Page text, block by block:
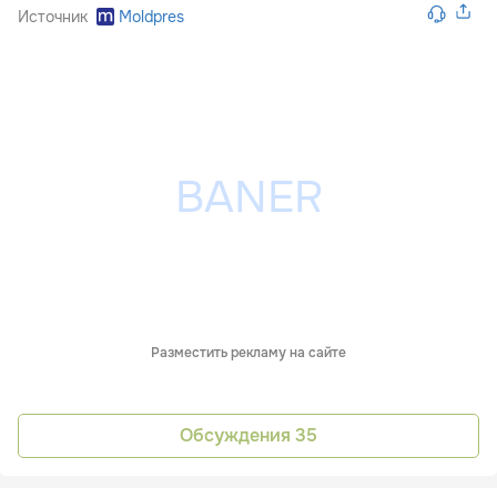
Источник Moldpres
Разместить рекламу на сайте
Обсуждения 35